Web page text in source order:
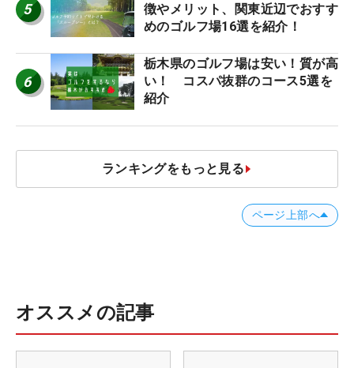
5
徴やメリット、関東近辺でおすす
めのゴルフ場16選を紹介！
6
栃木県のゴルフ場は安い！質が高
い！ コスパ抜群のコース5選を
紹介
ランキングをもっと見る
ページ上部へ
オススメの記事